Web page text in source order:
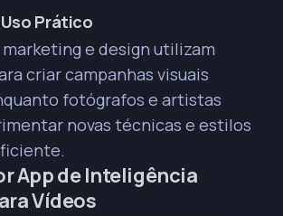
Prático
marketing e design utilizam
criar campanhas visuais
fotógrafos e artistas
novas técnicas e estilos
App de Inteligência
Vídeos